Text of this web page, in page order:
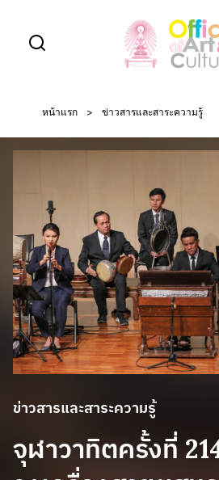
content
หน้าแรก > ข่าวสารและสาระความรู้
ข่าวสารและสาระความรู้
จุฬาวาทิตครั้งที่